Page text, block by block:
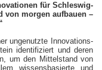
für Schleswig-
von morgen aufbauen –
ungenutzte Innovations-
identifiziert und deren
um den Mittelstand von
wissensbasierte und